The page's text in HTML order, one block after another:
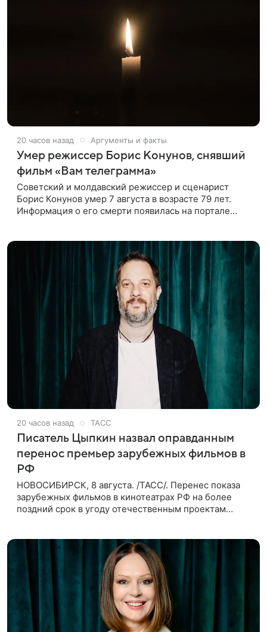
20 часов назад Аргументы и факты
Умер режиссер Борис Конунов, снявший
фильм «Вам телеграмма»
Советский и молдавский режиссер и сценарист
Борис Конунов умер 7 августа в возрасте 79 лет.
Информация о его смерти появилась на портале
20 часов назад ТАСС
Писатель Цыпкин назвал оправданным
перенос премьер зарубежных фильмов в
РФ
НОВОСИБИРСК, 8 августа. /ТАСС/. Перенес показа
зарубежных фильмов в кинотеатрах РФ на более
поздний срок в угоду отечественным проектам